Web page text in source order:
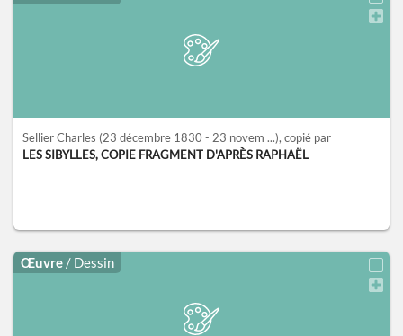
Sellier Charles (23 décembre 1830 - 23 novem ...), copié par
LES SIBYLLES, COPIE FRAGMENT D'APRÈS RAPHAËL
Œuvre / Dessin